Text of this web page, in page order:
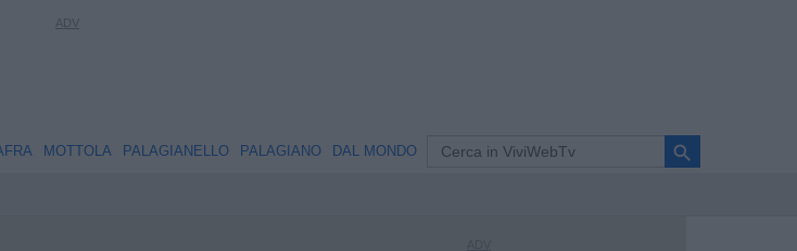
MOTTOLA PALAGIANELLO PALAGIANO DAL MONDO search